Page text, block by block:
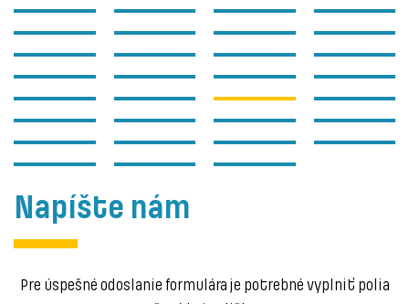
Napíšte nám
Pre úspešné odoslanie formulára je potrebné vyplniť polia